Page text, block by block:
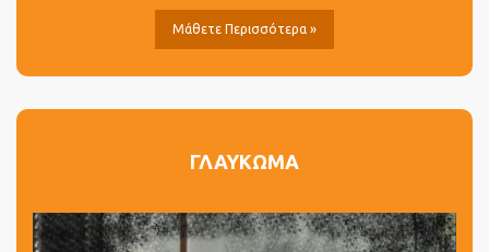
Μάθετε Περισσότερα »
ΓΛΑΥΚΩΜΑ